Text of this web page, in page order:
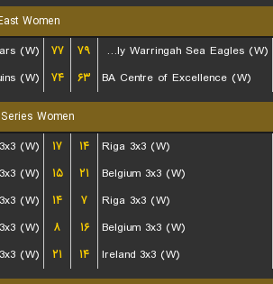
Women
(W)
۷۷ ۷۹
Manly Warringah Sea Eagles (W)
(W)
۷۴ ۶۳ BA Centre of Excellence (W)
Women
(W)
۱۷ ۱۴
Riga 3x3 (W)
(W)
۱۵ ۲۱
Belgium 3x3 (W)
(W)
۱۴ ۷
Riga 3x3 (W)
(W)
۸ ۱۶
Belgium 3x3 (W)
(W)
۲۱ ۱۴ Ireland 3x3 (W)